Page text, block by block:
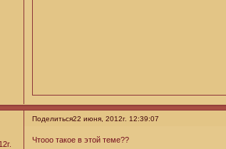
Поделиться22 июня, 2012г. 12:39:07
Чтооо такое в этой теме??